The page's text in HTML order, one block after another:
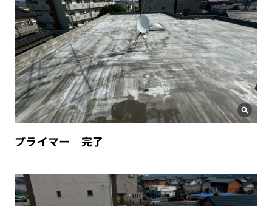
プライマー 完了